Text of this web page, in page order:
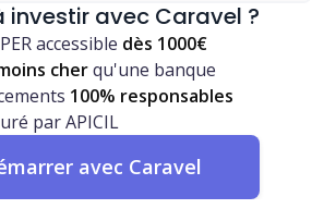
investir avec Caravel ?
accessible dès 1000€
cherqu'une banque
100% responsables
par APICIL
avec Caravel